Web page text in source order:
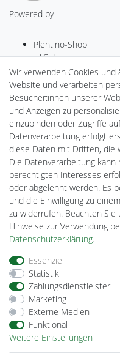
Powered by
Plentino-Shop
gAGaLamp
Drohnenstore24
MeinUSB
Batteriespeicher
PlentiSolar
Gebrauchtlicht
Ledkauf
DEYESOLAR
Lightech Connect
CardanLight Europe
FORTIMO LEDs
Cardanlight-Shop
Wallbox24
Impressum
Wir verwenden Cookies
Website und verarbeiten
Besucher:innen unserer
und Anzeigen zu
einzubinden oder Zugriffe
Datenverarbeitung erfolgt
diese Daten mit Dritten, die
Die Datenverarbeitung kann
berechtigten Interesses
oder abgelehnt werden. Es
und die Einwilligung zu
zu widerrufen. Beachten Sie
Hinweise zur Verwendung
Daten­schutz­erklärung.
Essenziell
Statistik
Zahlungsdienstleister
Marketing
Externe Medien
Funktional
Weitere Einstellungen